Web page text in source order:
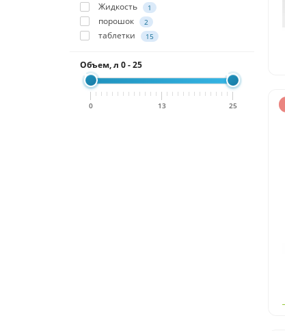
Жидкость 1
порошок 2
таблетки 15
Объем, л 0-25
0 13 25